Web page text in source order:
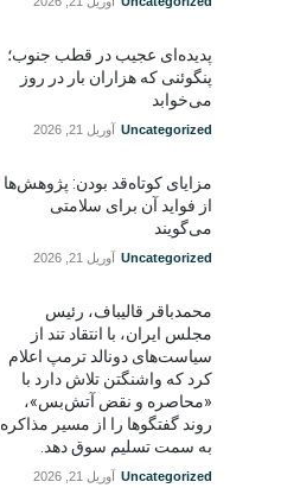
پدیده‌ای عجیب در قطب جنوب؛
پنگوئنی که هزاران بار در روز
می‌خوابد
Uncategorized آوریل 21, 2026
مزایای کوتاه‌قد بودن: پژوهش‌ها
از فواید آن برای سلامتی
می‌گویند
Uncategorized آوریل 21, 2026
محمدباقر قالیباف، رئیس
مجلس ایران، با انتقاد تند از
سیاست‌های دونالد ترمپ اعلام
کرد که واشنگتن تلاش دارد با
«محاصره و نقض آتش‌بس»،
روند گفتگوها را از مسیر مذاکره
به سمت تسلیم سوق دهد.
Uncategorized آوریل 21, 2026